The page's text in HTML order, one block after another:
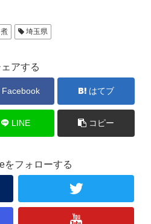
埼玉県
ェアする
Facebook はてブ
LINE コピー
をフォローする